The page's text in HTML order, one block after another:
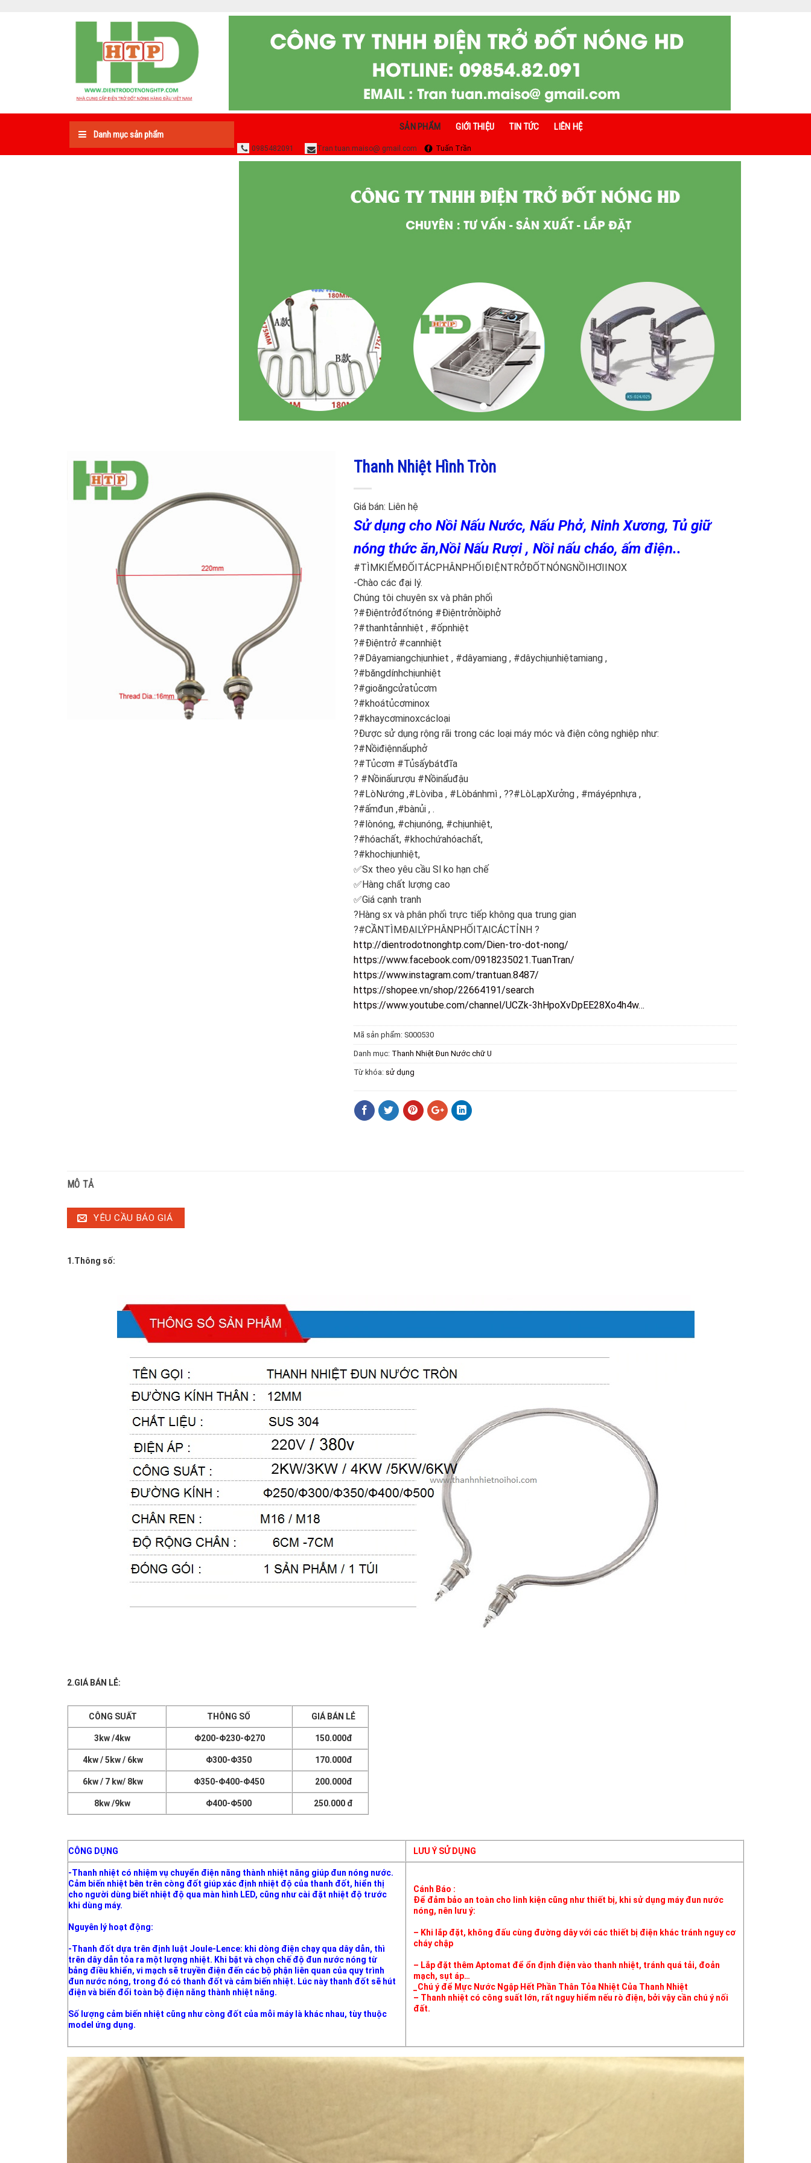
Danh mục sản phẩm
SẢN PHẨM GIỚI THIỆU TIN TỨC LIÊN HỆ
0985482091 Tran tuan.maiso@ gmail.com Tuấn Trần
Thanh Nhiệt Hình Tròn
Giá bán: Liên hệ
Sử dụng cho Nồi Nấu Nước, Nấu Phở, Ninh Xương, Tủ giữ
nóng thức ăn,Nồi Nấu Rượi , Nồi nấu cháo, ấm điện..
#TÌMKIẾMĐỐITÁCPHÂNPHỐIĐIỆNTRỞĐỐTNÓNGNỒIHƠIINOX
-Chào các đại lý.
Chúng tôi chuyên sx và phân phối
?#Điệntrởđốtnóng #Điệntrởnồiphở
?#thanhtảnnhiệt , #ốpnhiệt
?#Điệntrở #cannhiệt
?#Dâyamiangchịunhiet , #dâyamiang , #dâychịunhiệtamiang ,
?#băngdínhchịunhiệt
?#gioăngcửatủcơm
?#khoátủcơminox
?#khaycơminoxcácloại
?Được sử dụng rộng rãi trong các loại máy móc và điện công nghiệp như:
?#Nồiđiệnnấuphở
?#Tủcơm #Tủsấybátđĩa
? #Nồinấurượu #Nồinấuđậu
?#LòNướng ,#Lòviba , #Lòbánhmì , ??#LòLạpXưởng , #máyépnhựa ,
?#ấmđun ,#bànủi , .
?#lònóng, #chịunóng, #chịunhiệt,
?#hóachất, #khochứahóachất,
?#khochịunhiệt,
✅Sx theo yêu cầu Sl ko hạn chế
✅Hàng chất lượng cao
✅Giá cạnh tranh
?Hàng sx và phân phối trực tiếp không qua trung gian
?#CẦNTÌMĐẠILÝPHÂNPHỐITẠICÁCTỈNH ?
http://dientrodotnonghtp.com/Dien-tro-dot-nong/
https://www.facebook.com/0918235021.TuanTran/
https://www.instagram.com/trantuan.8487/
https://shopee.vn/shop/22664191/search
https://www.youtube.com/channel/UCZk-3hHpoXvDpEE28Xo4h4w…
Mã sản phẩm: S000530
Danh mục: Thanh Nhiệt Đun Nước chữ U
Từ khóa: sử dụng
MÔ TẢ
YÊU CẦU BÁO GIÁ
1.Thông số:
2.GIÁ BÁN LẺ:
CÔNG SUẤT THÔNG SỐ GIÁ BÁN LẺ
3kw /4kw Φ200-Φ230-Φ270 150.000đ
4kw / 5kw / 6kw Φ300-Φ350 170.000đ
6kw / 7 kw/ 8kw Φ350-Φ400-Φ450 200.000đ
8kw /9kw Φ400-Φ500 250.000 đ
CÔNG DỤNG LƯU Ý SỬ DỤNG
-Thanh nhiệt có nhiệm vụ chuyển điện năng thành nhiệt năng giúp đun nóng nước.
Cảm biến nhiệt bên trên còng đốt giúp xác định nhiệt độ của thanh đốt, hiển thị
cho người dùng biết nhiệt độ qua màn hình LED, cũng như cài đặt nhiệt độ trước
khi dùng máy.
Nguyên lý hoạt động:
-Thanh đốt dựa trên định luật Joule-Lence: khi dòng điện chạy qua dây dẫn, thì
trên dây dẫn tỏa ra một lượng nhiệt. Khi bật và chọn chế độ đun nước nóng từ
bảng điều khiển, vi mạch sẽ truyền điện đến các bộ phận liên quan của quy trình
đun nước nóng, trong đó có thanh đốt và cảm biến nhiệt. Lúc này thanh đốt sẽ hút
điện và biến đổi toàn bộ điện năng thành nhiệt năng.
Số lượng cảm biến nhiệt cũng như còng đốt của mỗi máy là khác nhau, tùy thuộc
model ứng dụng.
Cánh Báo :
Để đảm bảo an toàn cho linh kiện cũng như thiết bị, khi sử dụng máy đun nước
nóng, nên lưu ý:
– Khi lắp đặt, không đấu cùng đường dây với các thiết bị điện khác tránh nguy cơ
cháy chập
– Lắp đặt thêm Aptomat để ổn định điện vào thanh nhiệt, tránh quá tải, đoản
mạch, sụt áp…
_Chú ý để Mực Nước Ngập Hết Phần Thân Tỏa Nhiệt Của Thanh Nhiệt
– Thanh nhiệt có công suất lớn, rất nguy hiểm nếu rò điện, bởi vậy cần chú ý nối
đất.